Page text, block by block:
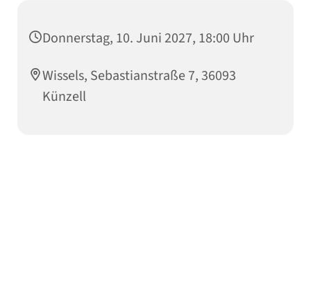
Donnerstag, 10. Juni 2027, 18:00 Uhr
Wissels, Sebastianstraße 7, 36093
Künzell